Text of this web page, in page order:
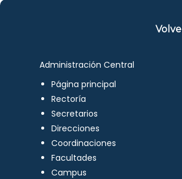
Administración Central
Página principal
Rectoría
Secretarios
Direcciones
Coordinaciones
Facultades
Campus